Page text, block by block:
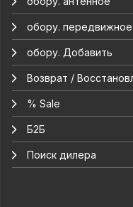
обору. передвижное
обору. Добавить
Возврат /
% Sale
Б2Б
Поиск дилера